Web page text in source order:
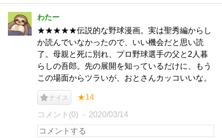
わたー
★★★★★伝説的な野球漫画。実は聖秀編からし
か読んでいなかったので、いい機会だと思い読
了。母親と死に別れ、プロ野球選手の父と2人暮
らしの吾郎。先の展開を知っているだけに、もう
この場面からツラいが、おとさんカッコいいな。
ナイス ★14
コメント(0) 2020/03/14